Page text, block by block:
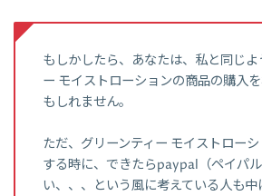
もしかしたら、あなたは、私と同じよ
ー モイストローションの商品の購入
もしれません。
ただ、グリーンティー モイストロー
する時に、できたらpaypal（ペイパ
い、、、という風に考えている人も